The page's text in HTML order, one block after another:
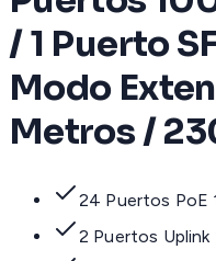
/ 1 Puerto
Modo
Metros /
24 Puertos PoE
2 Puertos